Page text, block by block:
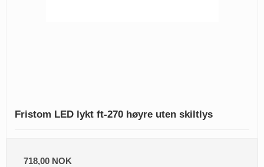
Fristom LED lykt ft-270 høyre uten skiltlys
718,00 NOK